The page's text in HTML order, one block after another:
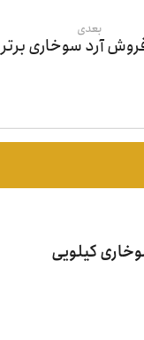
بعدی
فروش آرد سوخاری برتر
کیلویی